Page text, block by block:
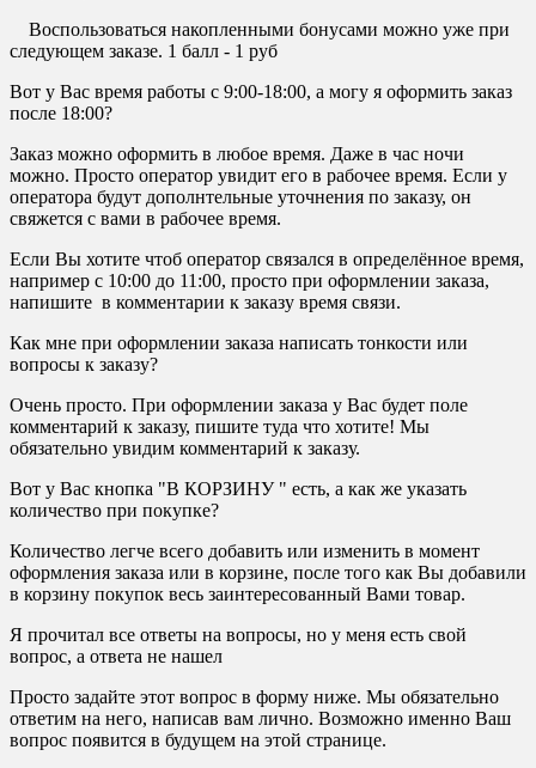
Воспользоваться накопленными бонусами можно уже при
следующем заказе. 1 балл - 1 руб
Вот у Вас время работы с 9:00-18:00, а могу я оформить заказ
после 18:00?
Заказ можно оформить в любое время. Даже в час ночи
можно. Просто оператор увидит его в рабочее время. Если у
оператора будут дополнтельные уточнения по заказу, он
свяжется с вами в рабочее время.
Если Вы хотите чтоб оператор связался в определённое время,
например с 10:00 до 11:00, просто при оформлении заказа,
напишите в комментарии к заказу время связи.
Как мне при оформлении заказа написать тонкости или
вопросы к заказу?
Очень просто. При оформлении заказа у Вас будет поле
комментарий к заказу, пишите туда что хотите! Мы
обязательно увидим комментарий к заказу.
Вот у Вас кнопка "В КОРЗИНУ " есть, а как же указать
количество при покупке?
Количество легче всего добавить или изменить в момент
оформления заказа или в корзине, после того как Вы добавили
в корзину покупок весь заинтересованный Вами товар.
Я прочитал все ответы на вопросы, но у меня есть свой
вопрос, а ответа не нашел
Просто задайте этот вопрос в форму ниже. Мы обязательно
ответим на него, написав вам лично. Возможно именно Ваш
вопрос появится в будущем на этой странице.